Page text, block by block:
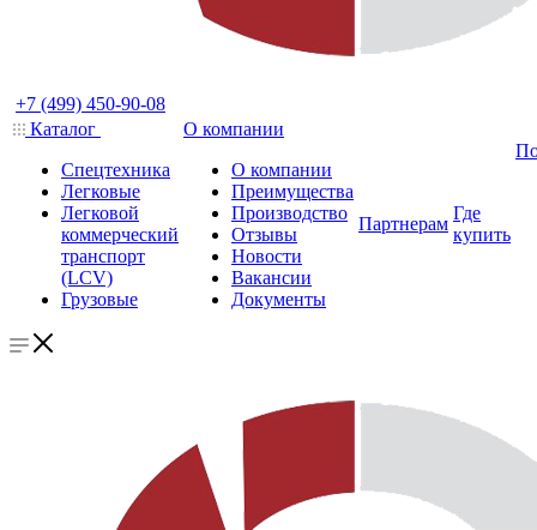
+7 (499) 450-90-08
Каталог
Спецтехника
Легковые
Легковой
коммерческий
транспорт
(LCV)
Грузовые
О компании
О компании
Преимущества
Производство
Отзывы
Новости
Вакансии
Документы
Партнерам
Где
купить